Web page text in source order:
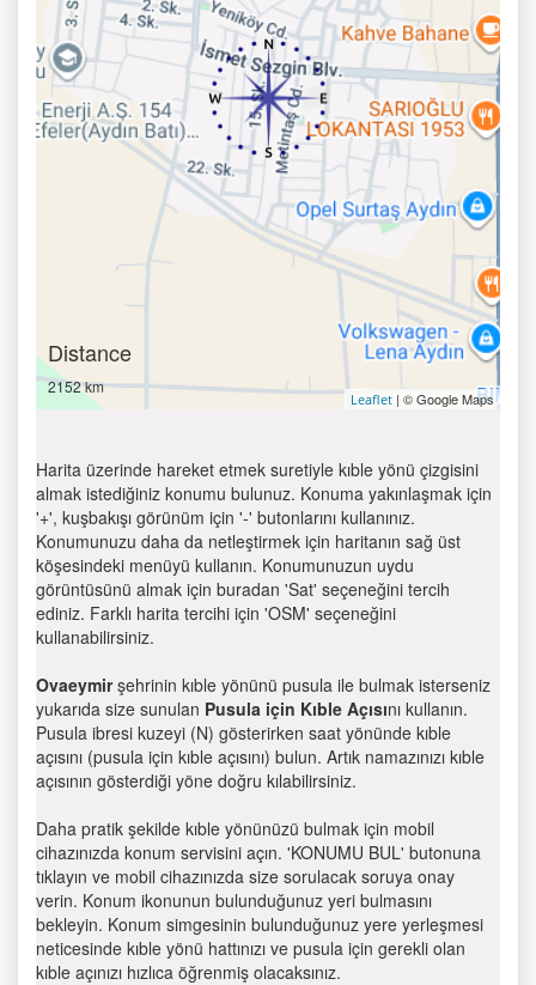
Distance
2152 km
Leaflet | © Google Maps
Harita üzerinde hareket etmek suretiyle kıble yönü çizgisini
almak istediğiniz konumu bulunuz. Konuma yakınlaşmak için
'+', kuşbakışı görünüm için '-' butonlarını kullanınız.
Konumunuzu daha da netleştirmek için haritanın sağ üst
köşesindeki menüyü kullanın. Konumunuzun uydu
görüntüsünü almak için buradan 'Sat' seçeneğini tercih
ediniz. Farklı harita tercihi için 'OSM' seçeneğini
kullanabilirsiniz.
Ovaeymirşehrinin kıble yönünü pusula ile bulmak isterseniz
yukarıda size sunulan Pusula için Kıble Açısını kullanın.
Pusula ibresi kuzeyi (N) gösterirken saat yönünde kıble
açısını (pusula için kıble açısını) bulun. Artık namazınızı kıble
açısının gösterdiği yöne doğru kılabilirsiniz.
Daha pratik şekilde kıble yönünüzü bulmak için mobil
cihazınızda konum servisini açın. 'KONUMU BUL' butonuna
tıklayın ve mobil cihazınızda size sorulacak soruya onay
verin. Konum ikonunun bulunduğunuz yeri bulmasını
bekleyin. Konum simgesinin bulunduğunuz yere yerleşmesi
neticesinde kıble yönü hattınızı ve pusula için gerekli olan
kıble açınızı hızlıca öğrenmiş olacaksınız.